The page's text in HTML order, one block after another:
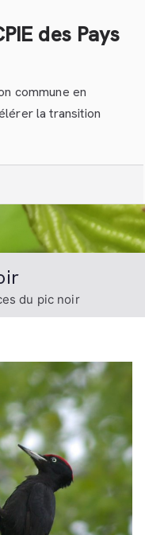
des Pays
commune en
la transition
du pic noir